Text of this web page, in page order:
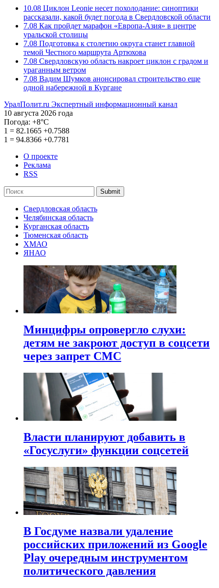
10.08 Циклон Leonie несет похолодание: синоптики
рассказали, какой будет погода в Свердловской области
7.08 Как пройдет марафон «Европа-Азия» в центре
уральской столицы
7.08 Подготовка к столетию округа станет главной
темой Честного маршрута Артюхова
7.08 Свердловскую область накроет циклон с градом и
ураганным ветром
7.08 Вадим Шумков анонсировал строительство еще
одной набережной в Кургане
УралПолит.ru Экспертный информационный канал
10 августа 2026 года
Погода: +8°С
1 = 82.1665 +0.7588
1 = 94.8366 +0.7781
О проекте
Реклама
RSS
Submit
Свердловская область
Челябинская область
Курганская область
Тюменская область
ХМАО
ЯНАО
Минцифры опровергло слухи:
детям не закроют доступ в соцсети
через запрет СМС
Власти планируют добавить в
«Госуслуги» функции соцсетей
В Госдуме назвали удаление
российских приложений из Google
Play очередным инструментом
политического давления